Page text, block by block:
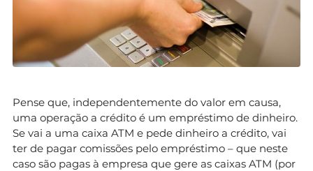
Pense que, independentemente do valor em causa,
uma operação a crédito é um empréstimo de dinheiro.
Se vai a uma caixa ATM e pede dinheiro a crédito, vai
ter de pagar comissões pelo empréstimo – que neste
caso são pagas à empresa que gere as caixas ATM (por